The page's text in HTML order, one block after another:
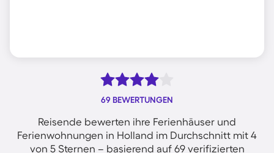
69 BEWERTUNGEN
Reisende bewerten ihre Ferienhäuser und
Ferienwohnungen in Holland im Durchschnitt mit 4
von 5 Sternen – basierend auf 69 verifizierten